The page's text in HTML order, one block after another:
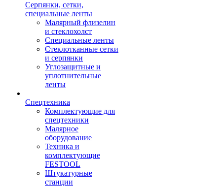
Серпянки, сетки,
специальные ленты
Малярный флизелин
и стеклохолст
Специальные ленты
Стеклотканные сетки
и серпянки
Углозащитные и
уплотнительные
ленты
Спецтехника
Комплектующие для
спецтехники
Малярное
оборудование
Техника и
комплектующие
FESTOOL
Штукатурные
станции